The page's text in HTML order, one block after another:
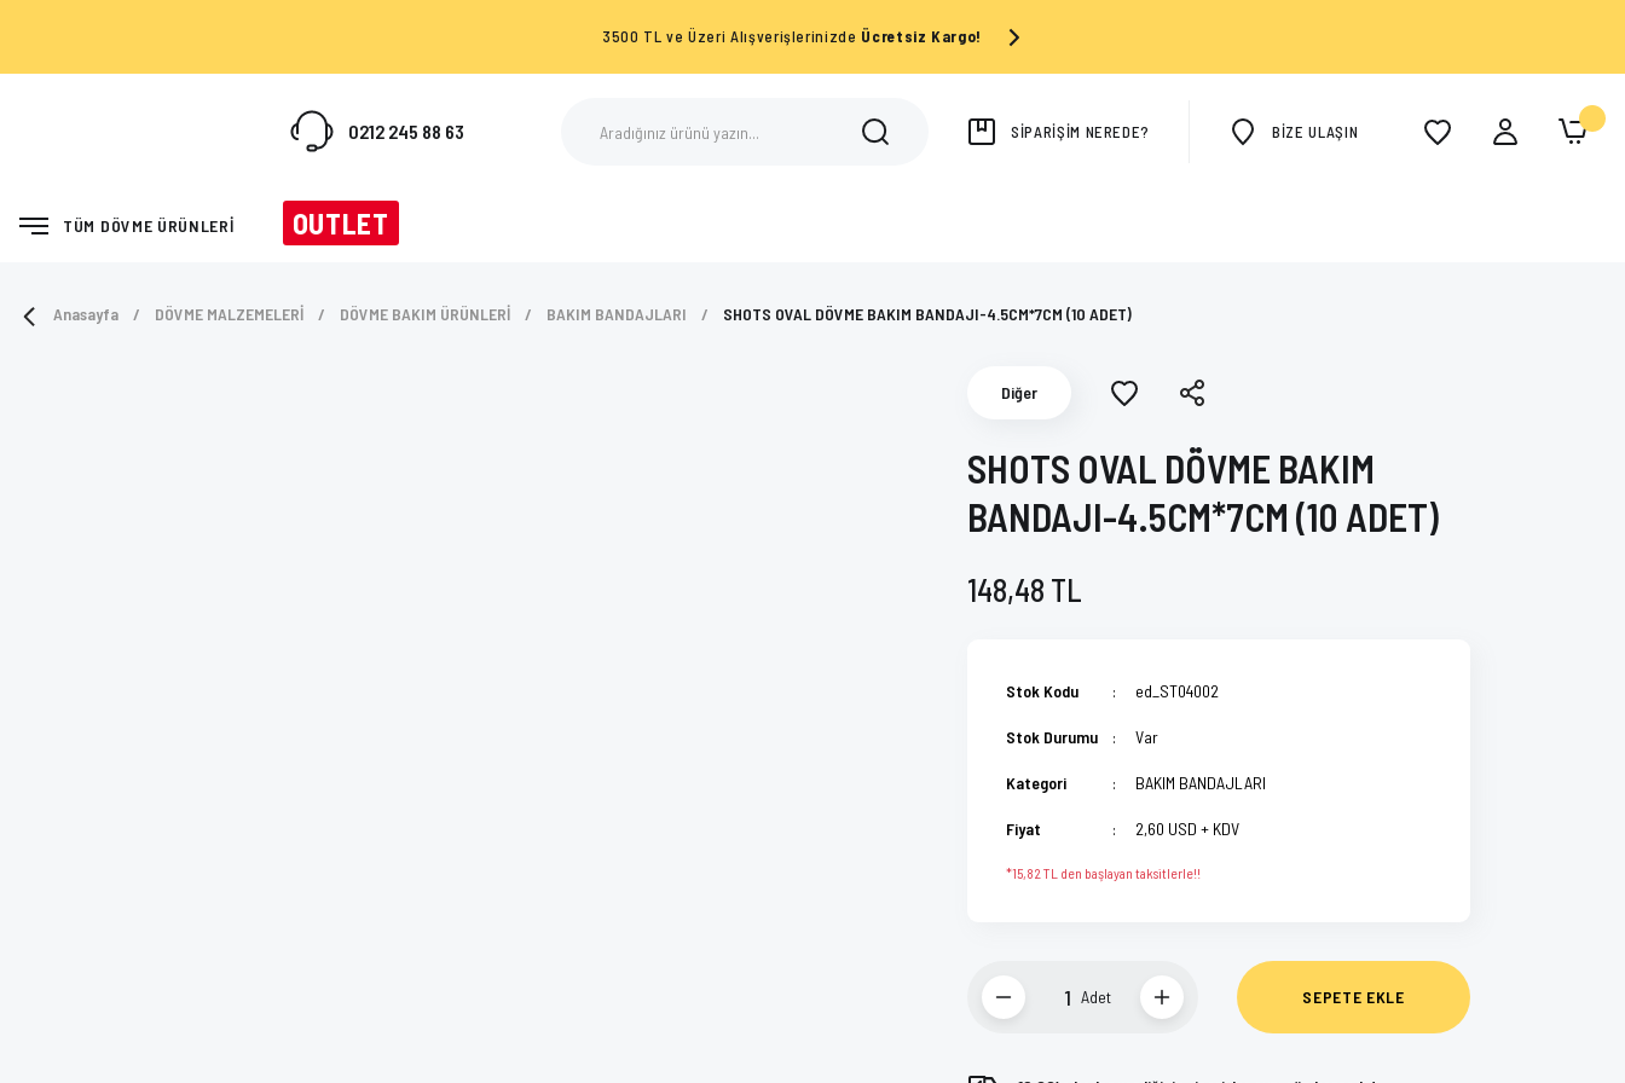
3500 TL ve Üzeri Alışverişlerinizde Ücretsiz Kargo!
0212 245 88 63 SİPARİŞİM NEREDE? BİZE ULAŞIN
TÜM DÖVME ÜRÜNLERİ OUTLET
Anasayfa DÖVME MALZEMELERİ DÖVME BAKIM ÜRÜNLERİ BAKIM BANDAJLARI SHOTS OVAL DÖVME BAKIM BANDAJI-4.5CM*7CM (10 ADET)
Diğer
SHOTS OVAL DÖVME BAKIM
BANDAJI-4.5CM*7CM (10 ADET)
148,48 TL
Stok Kodu ed_ST04002
Stok Durumu Var
Kategori BAKIM BANDAJLARI
Fiyat 2,60 USD + KDV
*15,82 TL den başlayan taksitlerle!!
Adet SEPETE EKLE